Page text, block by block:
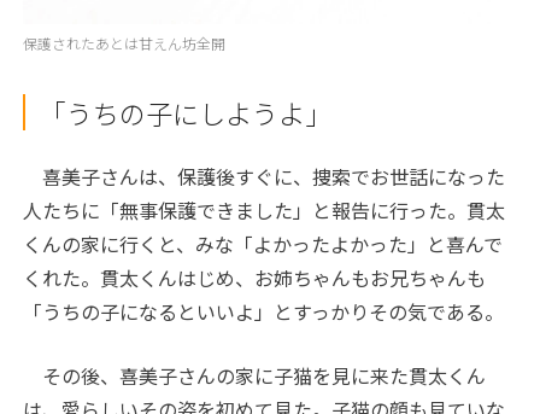
保護されたあとは甘えん坊全開
「うちの子にしようよ」
喜美子さんは、保護後すぐに、捜索でお世話になった
人たちに「無事保護できました」と報告に行った。貫太
くんの家に行くと、みな「よかったよかった」と喜んで
くれた。貫太くんはじめ、お姉ちゃんもお兄ちゃんも
「うちの子になるといいよ」とすっかりその気である。
その後、喜美子さんの家に子猫を見に来た貫太くん